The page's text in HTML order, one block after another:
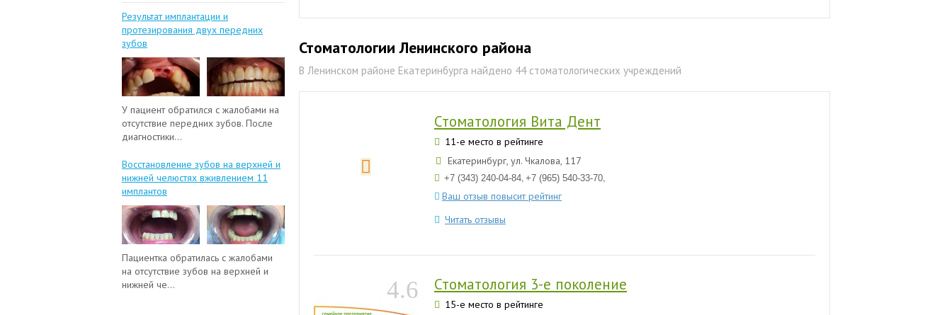
Стоматологии Ленинского района
В Ленинском районе Екатеринбурга найдено 44 стоматологических учреждений
Стоматология Вита Дент
11-е место в рейтинге
Екатеринбург, ул. Чкалова, 117
+7 (343) 240-04-84, +7 (965) 540-33-70,
Ваш отзыв повысит рейтинг
Читать отзывы
4.6 Стоматология 3-е поколение
15-е место в рейтинге
Результат имплантации и
протезирования двух передних
зубов
У пациент обратился с жалобами на
отсутствие передних зубов. После
диагностики...
Восстановление зубов на верхней и
нижней челюстях вживлением 11
имплантов
Пациентка обратилась с жалобами
на отсутствие зубов на верхней и
нижней че...